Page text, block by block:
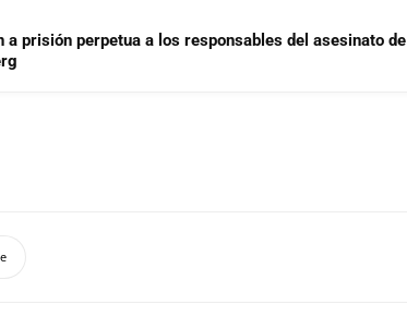
a prisión perpetua a los responsables del asesinato de